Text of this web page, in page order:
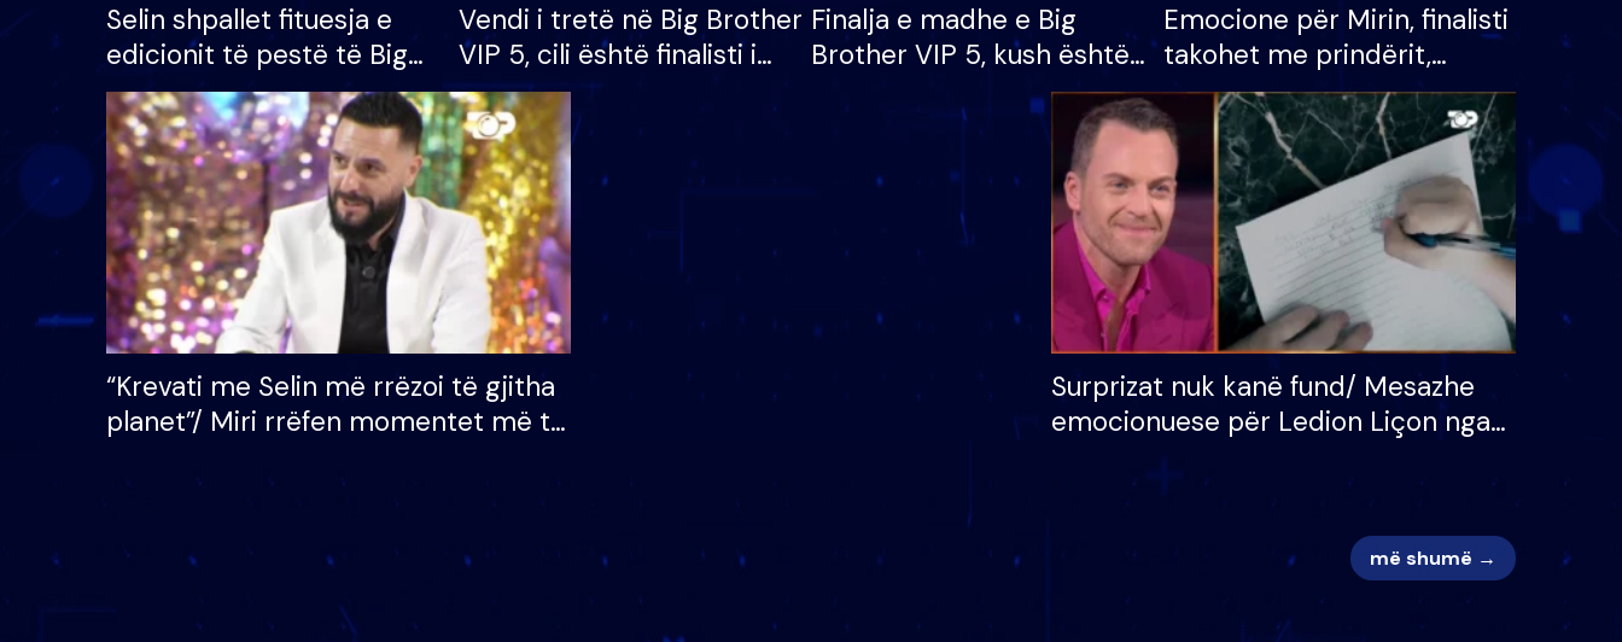
Selin shpallet fituesja e
edicionit të pestë të Big
Brother VIP, rrëmben
çmimin e madh prej 100
mijë eurosh
Vendi i tretë në Big Brother
VIP 5, cili është finalisti i
radhës që lë shtëpinë
Finalja e madhe e Big
Brother VIP 5, kush është
banori i parë që lë shtëpinë
dhe humb mundësinë për
të fituar çmimin e madh
Emocione për Mirin, finalisti
takohet me prindërit,
vajzën dhe bashkëshorten:
S’kemi ndonjë letër divorci
apo jo?
“Krevati me Selin më rrëzoi të gjitha
planet”/ Miri rrëfen momentet më të
mungojë zilja e mëngjesit kur…
Surprizat nuk kanë fund/ Mesazhe
emocionuese për Ledion Liçon nga
më shumë →